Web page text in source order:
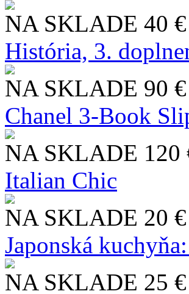
NA SKLADE 40 €
História, 3.
NA SKLADE 90 €
Chanel 3-Book
NA SKLADE 120
Italian Chic
NA SKLADE 20 €
Japonská
NA SKLADE 25 €